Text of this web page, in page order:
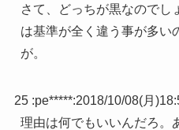
さて、どっちが黒なのでし
は基準が全く違う事が多い
が。
25 :pe*****:2018/10/08(月
理由は何でもいいんだろ。